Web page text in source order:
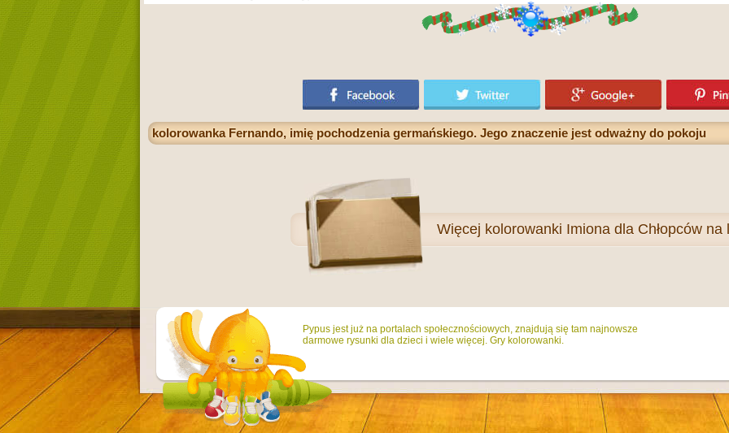
kolorowanka Fernando, imię pochodzenia germańskiego. Jego znaczenie jest odważny do pokoju
Więcej kolorowanki Imiona dla Chłopców na
Pypus jest już na portalach społecznościowych, znajdują się tam najnowsze
darmowe rysunki dla dzieci i wiele więcej. Gry kolorowanki.